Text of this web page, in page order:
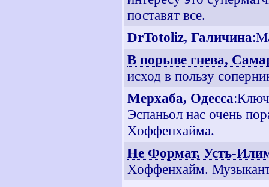
поставят все.
DrTotoliz, Галичина
В порыве гнева,
исход в пользу
Мерхаба, Одесса
Эспаньол нас очень
Хоффенхайма.
Не Формат, Усть-
Хоффенхайм.